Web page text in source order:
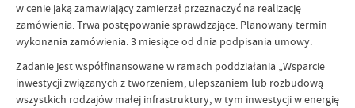
w cenie jaką zamawiający zamierzał przeznaczyć na realizację
zamówienia. Trwa postępowanie sprawdzające. Planowany termin
wykonania zamówienia: 3 miesiące od dnia podpisania umowy.
Zadanie jest współfinansowane w ramach poddziałania „Wsparcie
inwestycji związanych z tworzeniem, ulepszaniem lub rozbudową
wszystkich rodzajów małej infrastruktury, w tym inwestycji w energię